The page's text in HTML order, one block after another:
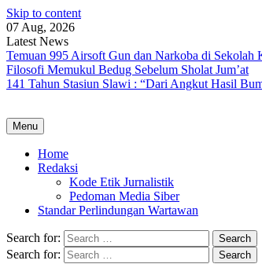
Skip to content
07 Aug, 2026
Latest News
Temuan 995 Airsoft Gun dan Narkoba di
Filosofi Memukul Bedug Sebelum Sholat Jum’at
141 Tahun Stasiun Slawi : “Dari Angkut Hasil
Menu
Home
Redaksi
Kode Etik Jurnalistik
Pedoman Media Siber
Standar Perlindungan Wartawan
Search for:
Search for: